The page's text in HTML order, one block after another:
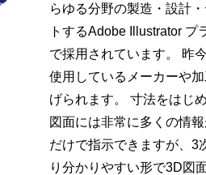
らゆる分野の製造・設計
トするAdobe Illustrator
で採用されています。 昨
使用しているメーカーや
げられます。 寸法をはじ
図面には非常に多くの情
だけで指示できますが、3
り分かりやすい形で3D図